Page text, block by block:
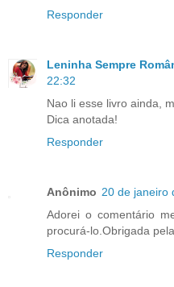
Responder
Leninha Sempre
22:32
Nao li esse livro ainda,
Dica anotada!
Responder
Anônimo 20 de janeiro
Adorei o comentário
procurá-lo.Obrigada
Responder